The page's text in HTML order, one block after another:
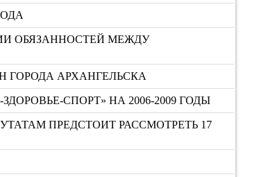
ОБЯЗАННОСТЕЙ МЕЖДУ
ГОРОДА АРХАНГЕЛЬСКА
СПОРТ» НА 2006-2009 ГОДЫ
ПРЕДСТОИТ РАССМОТРЕТЬ 17